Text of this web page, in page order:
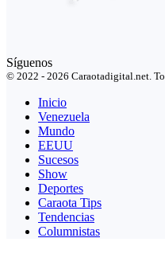
Síguenos
© 2022 - 2026 Caraotadigital.net.
Inicio
Venezuela
Mundo
EEUU
Sucesos
Show
Deportes
Caraota Tips
Tendencias
Columnistas